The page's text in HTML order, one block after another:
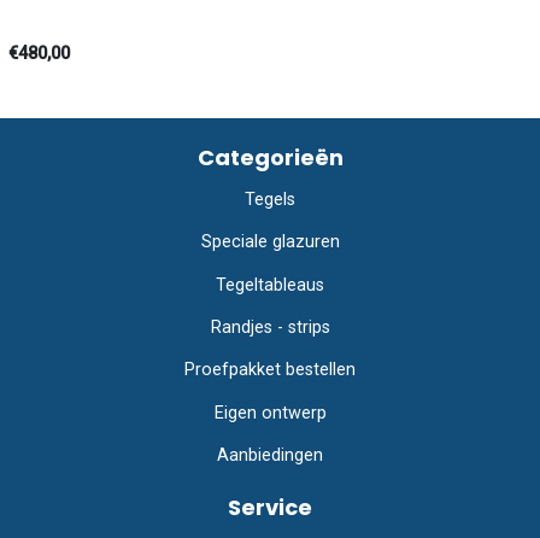
€480,00
Categorieën
Tegels
Speciale glazuren
Tegeltableaus
Randjes - strips
Proefpakket bestellen
Eigen ontwerp
Aanbiedingen
Service